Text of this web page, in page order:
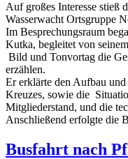
Auf großes Interesse stieß
Wasserwacht Ortsgruppe
Im Besprechungsraum
Kutka, begleitet von
Bild und Tonvortag die
erzählen.
Er erklärte den Aufbau
Kreuzes, sowie die
Mitgliederstand, und die
Anschließend erfolgte die
Busfahrt nach